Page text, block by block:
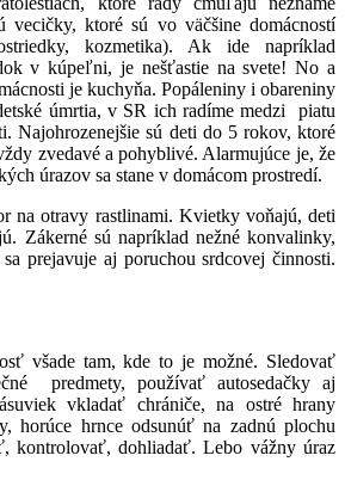
vecičky, ktoré sú vo väčšine domácností
kozmetika). Ak ide napríklad
v kúpeľni, je nešťastie na svete! No a
je kuchyňa. Popáleniny i obareniny
úmrtia, v SR ich radíme medzi piatu
Najohrozenejšie sú deti do 5 rokov, ktoré
zvedavé a pohyblivé. Alarmujúce je, že
úrazov sa stane v domácom prostredí.
na otravy rastlinami. Kvietky voňajú, deti
Zákerné sú napríklad nežné konvalinky,
prejavuje aj poruchou srdcovej činnosti.
všade tam, kde to je možné. Sledovať
predmety, používať autosedačky aj
vkladať chrániče, na ostré hrany
horúce hrnce odsunúť na zadnú plochu
kontrolovať, dohliadať. Lebo vážny úraz